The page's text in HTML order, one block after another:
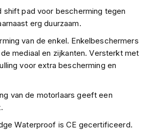
shift pad voor bescherming tegen
erg duurzaam.
van de enkel. Enkelbeschermers
mediaal en zijkanten. Versterkt met
voor extra bescherming en
van de motorlaars geeft een
Waterproof is CE gecertificeerd.